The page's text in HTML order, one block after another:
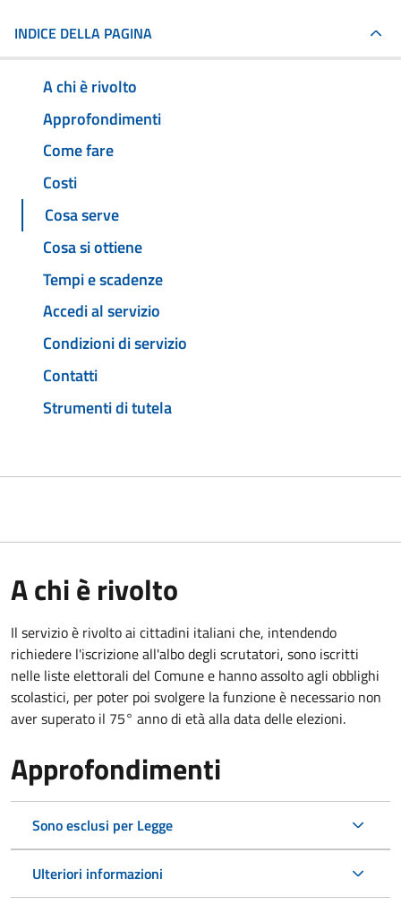
INDICE DELLA PAGINA
A chi è rivolto
Approfondimenti
Come fare
Costi
Cosa serve
Cosa si ottiene
Tempi e scadenze
Accedi al servizio
Condizioni di servizio
Contatti
Strumenti di tutela
A chi è rivolto
Il servizio è rivolto ai cittadini italiani che, intendendo
richiedere l'iscrizione all'albo degli scrutatori, sono iscritti
nelle liste elettorali del Comune e hanno assolto agli obblighi
scolastici, per poter poi svolgere la funzione è necessario non
aver superato il 75° anno di età alla data delle elezioni.
Approfondimenti
Sono esclusi per Legge
Ulteriori informazioni